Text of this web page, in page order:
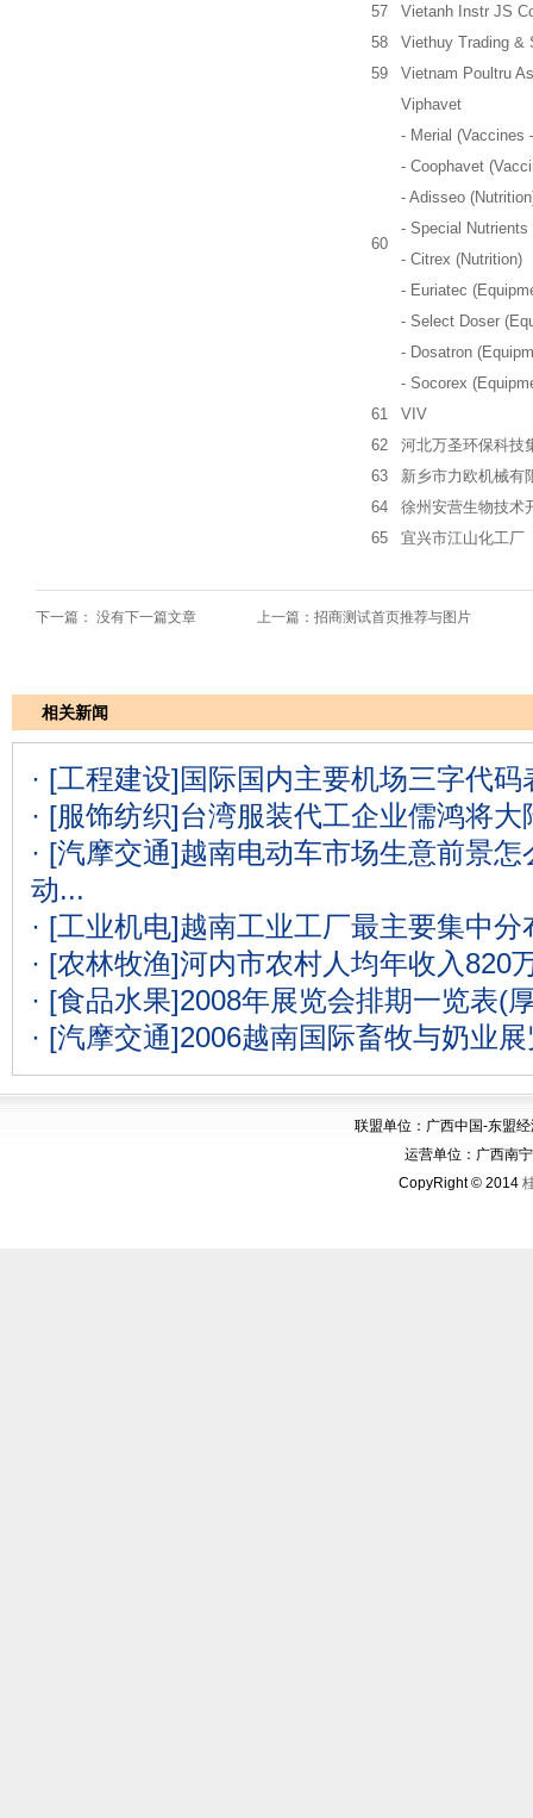
57
Vietanh Instr JS
58
Viethuy Trading &
59
Vietnam Poultru
60
Viphavet
- Merial (Vaccines
- Coophavet
- Adisseo
- Special Nutrients
- Citrex (Nutrition)
- Euriatec
- Select Doser
- Dosatron
- Socorex
61
VIV
62
河北万圣环保科技
63
新乡市力欧机械有
64
徐州安营生物技术
65
宜兴市江山化工厂
下一篇： 没有下一篇文章 上一篇： 招商测试首页推荐与图片
相关新闻
· [工程建设]国际国内主要机场三字代码
· [服饰纺织]台湾服装代工企业儒鸿将
· [汽摩交通]越南电动车市场生意前景怎
动...
· [工业机电]越南工业工厂最主要集中分
· [农林牧渔]河内市农村人均年收入820
· [食品水果]2008年展览会排期一览表(
· [汽摩交通]2006越南国际畜牧与奶业
联盟单位：广西中国-东盟
运营单位：广西南
CopyRight © 2014